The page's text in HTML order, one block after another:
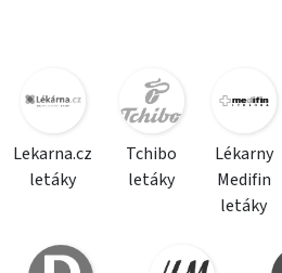
Lekarna.cz
letáky
Tchibo
letáky
Lékarny
Medifin
letáky